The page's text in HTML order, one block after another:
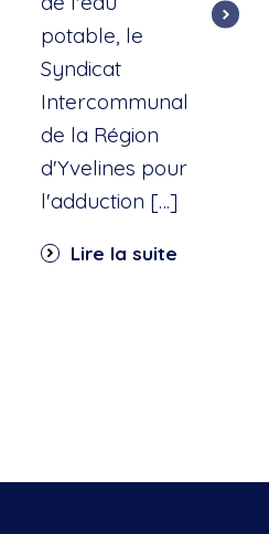
potable, le
Syndicat
Intercommunal
de la Région
d'Yvelines pour
l'adduction […]
Lire la suite